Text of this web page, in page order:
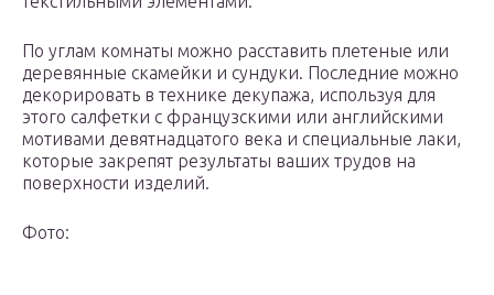
По углам комнаты можно расставить плетеные или
деревянные скамейки и сундуки. Последние можно
декорировать в технике декупажа, используя для
этого салфетки с французскими или английскими
мотивами девятнадцатого века и специальные лаки,
которые закрепят результаты ваших трудов на
поверхности изделий.
Фото: